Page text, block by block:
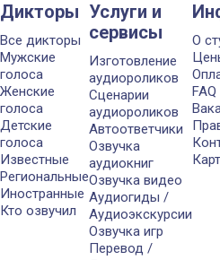
Дикторы
Все дикторы
Мужские
голоса
Женские
голоса
Детские
голоса
Известные
Региональные
Иностранные
Кто озвучил
Услуги и
сервисы
Изготовление
аудиороликов
Сценарии
аудиороликов
Автоответчики
Озвучка
аудиокниг
Озвучка видео
Аудиогиды /
Аудиоэкскурсии
Озвучка игр
Перевод /
О
FAQ